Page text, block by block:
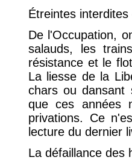
Étreintes
De l'Occupation,
salauds, les
résistance et le
La liesse de la
chars ou dansant
que ces années
privations. Ce
lecture du dernier
La défaillance des